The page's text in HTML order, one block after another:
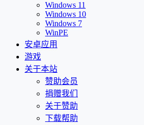
Windows 11
Windows 10
Windows 7
WinPE
安卓应用
游戏
关于本站
赞助会员
捐赠我们
关于赞助
下载帮助